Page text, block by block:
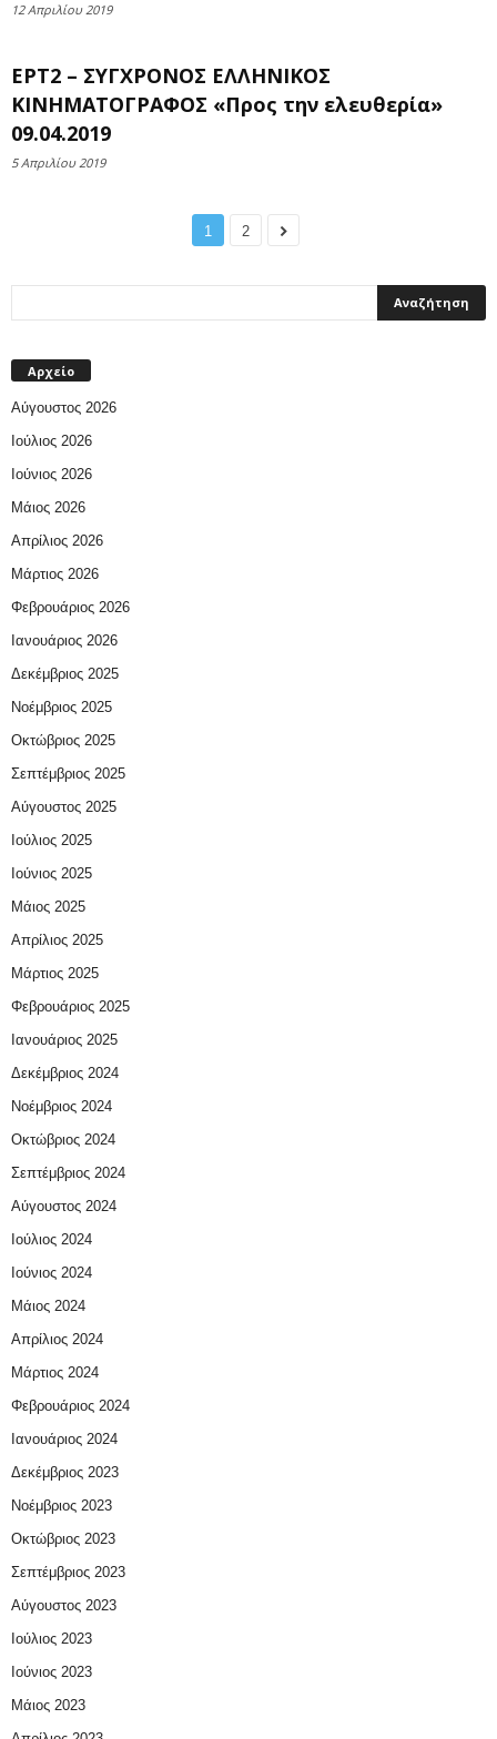
12 Απριλίου 2019
ΕΡΤ2 – ΣΥΓΧΡΟΝΟΣ ΕΛΛΗΝΙΚΟΣ
ΚΙΝΗΜΑΤΟΓΡΑΦΟΣ «Προς την ελευθερία»
09.04.2019
5 Απριλίου 2019
1 2
Αρχείο
Αύγουστος 2026
Ιούλιος 2026
Ιούνιος 2026
Μάιος 2026
Απρίλιος 2026
Μάρτιος 2026
Φεβρουάριος 2026
Ιανουάριος 2026
Δεκέμβριος 2025
Νοέμβριος 2025
Οκτώβριος 2025
Σεπτέμβριος 2025
Αύγουστος 2025
Ιούλιος 2025
Ιούνιος 2025
Μάιος 2025
Απρίλιος 2025
Μάρτιος 2025
Φεβρουάριος 2025
Ιανουάριος 2025
Δεκέμβριος 2024
Νοέμβριος 2024
Οκτώβριος 2024
Σεπτέμβριος 2024
Αύγουστος 2024
Ιούλιος 2024
Ιούνιος 2024
Μάιος 2024
Απρίλιος 2024
Μάρτιος 2024
Φεβρουάριος 2024
Ιανουάριος 2024
Δεκέμβριος 2023
Νοέμβριος 2023
Οκτώβριος 2023
Σεπτέμβριος 2023
Αύγουστος 2023
Ιούλιος 2023
Ιούνιος 2023
Μάιος 2023